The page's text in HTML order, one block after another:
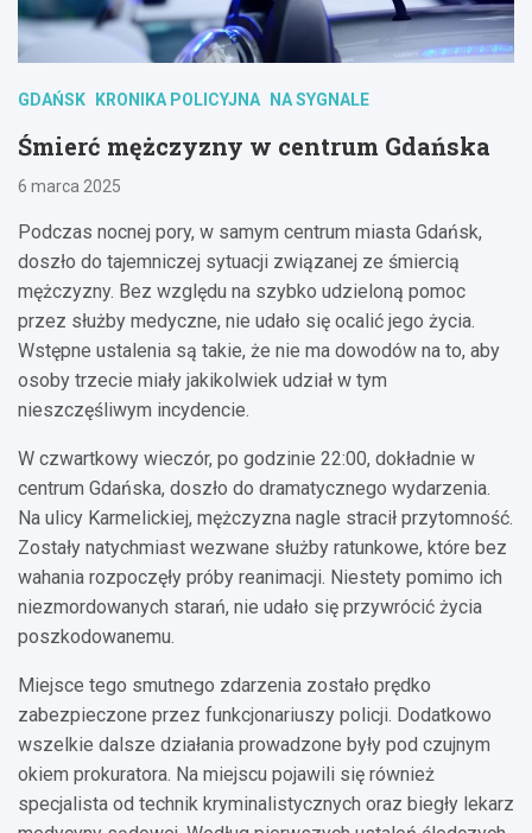
GDAŃSK KRONIKA POLICYJNA NA SYGNALE
Śmierć mężczyzny w centrum Gdańska
6 marca 2025
Podczas nocnej pory, w samym centrum miasta Gdańsk,
doszło do tajemniczej sytuacji związanej ze śmiercią
mężczyzny. Bez względu na szybko udzieloną pomoc
przez służby medyczne, nie udało się ocalić jego życia.
Wstępne ustalenia są takie, że nie ma dowodów na to, aby
osoby trzecie miały jakikolwiek udział w tym
nieszczęśliwym incydencie.
W czwartkowy wieczór, po godzinie 22:00, dokładnie w
centrum Gdańska, doszło do dramatycznego wydarzenia.
Na ulicy Karmelickiej, mężczyzna nagle stracił przytomność.
Zostały natychmiast wezwane służby ratunkowe, które bez
wahania rozpoczęły próby reanimacji. Niestety pomimo ich
niezmordowanych starań, nie udało się przywrócić życia
poszkodowanemu.
Miejsce tego smutnego zdarzenia zostało prędko
zabezpieczone przez funkcjonariuszy policji. Dodatkowo
wszelkie dalsze działania prowadzone były pod czujnym
okiem prokuratora. Na miejscu pojawili się również
specjalista od technik kryminalistycznych oraz biegły lekarz